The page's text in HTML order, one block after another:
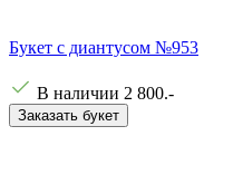
Букет с диантусом №953
В наличии 2 800.-
Заказать букет